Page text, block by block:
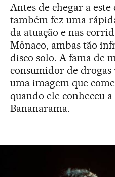
Antes de chegar a
também fez uma
da atuação e nas
Mônaco, ambas tão
disco solo. A fama de
consumidor de drogas
uma imagem que
quando ele conheceu
Bananarama.